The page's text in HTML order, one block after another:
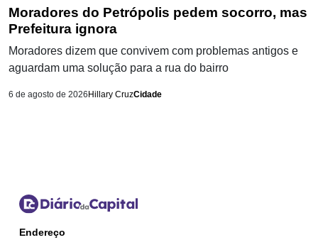
Moradores do Petrópolis pedem socorro, mas
Prefeitura ignora
Moradores dizem que convivem com problemas antigos e
aguardam uma solução para a rua do bairro
6 de agosto de 2026 Hillary CruzCidade
Endereço